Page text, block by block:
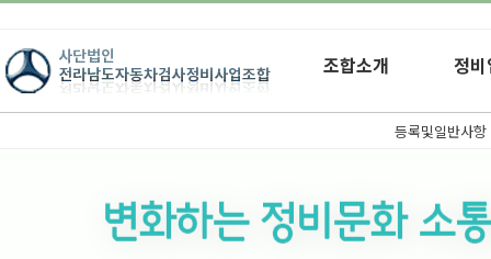
조합소개 정
등록및일반사항